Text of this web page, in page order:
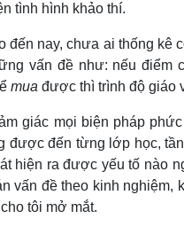
tình hình khảo thí.
nay, chưa ai thống kê
vấn đề như: nếu điểm
mua được thì trình độ giáo
giác mọi biện pháp
đến từng lớp học,
hiện ra được yếu tố nào
vấn đề theo kinh nghiệm,
tôi mở mắt.